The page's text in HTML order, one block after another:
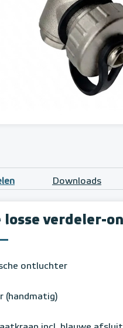
Downloads
losse verdeler-
ontluchter
(handmatig)